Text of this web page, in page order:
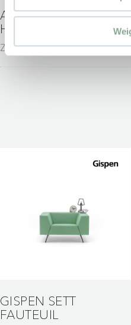
AHREND REVOLT BY
HAY
Zitmeubilair
GISPEN SETT
FAUTEUIL